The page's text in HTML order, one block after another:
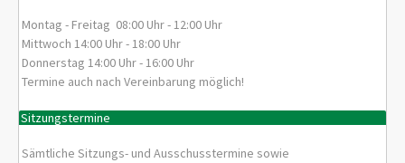
Montag - Freitag 08:00 Uhr - 12:00 Uhr
Mittwoch 14:00 Uhr - 18:00 Uhr
Donnerstag 14:00 Uhr - 16:00 Uhr
Termine auch nach Vereinbarung möglich!
Sitzungstermine
Sämtliche Sitzungs- und Ausschusstermine sowie